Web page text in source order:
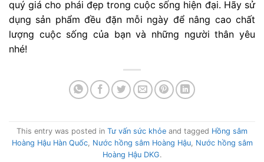
quý giá cho phái đẹp trong cuộc sống hiện đại. Hãy sử
dụng sản phẩm đều đặn mỗi ngày để nâng cao chất
lượng cuộc sống của bạn và những người thân yêu
nhé!
This entry was posted in Tư vấn sức khỏe and tagged Hồng sâm
Hoàng Hậu Hàn Quốc, Nước hồng sâm Hoàng Hậu, Nước hồng sâm
Hoàng Hậu DKG.